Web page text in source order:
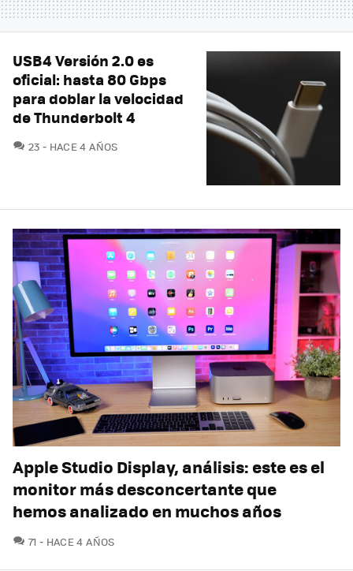
USB4 Versión 2.0 es
oficial: hasta 80 Gbps
para doblar la velocidad
de Thunderbolt 4
23 COMENTARIOS
HACE 4 AÑOS
Apple Studio Display, análisis: este es el
monitor más desconcertante que
hemos analizado en muchos años
71 COMENTARIOS
HACE 4 AÑOS